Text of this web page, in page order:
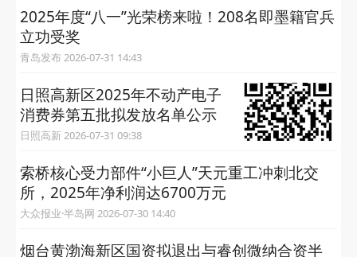
2025年度“八一”光荣榜来啦！208名即墨籍官兵
立功受奖
青岛发布 2026-07-31 14:43
日照高新区2025年不动产电子
消费券第五批拟发放名单公示
日照高新 2026-07-31 09:38
索桥核心受力部件“小巨人”天元重工冲刺北交
所，2025年净利润达6700万元
大众报业·半岛网 2026-07-30 14:40
烟台黄渤海新区国资拟退出与睿创微纳合资半